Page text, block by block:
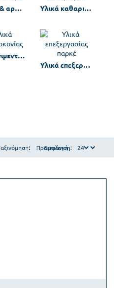
Προφίλ & αρμοκάλυπτρα Υλικά καθαρισμού
Υλικά τσιμεντοκονίας
Υλικά επεξεργασίας παρκέ
Εμφάνιση:
Ταξινόμηση: